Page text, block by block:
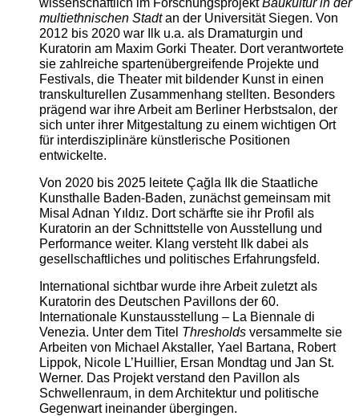
multiethnischen Stadtan der Universität Siegen. Von
2012 bis 2020 war Ilk u.a. als Dramaturgin und
Kuratorin am Maxim Gorki Theater. Dort verantwortete
sie zahlreiche spartenübergreifende Projekte und
Festivals, die Theater mit bildender Kunst in einen
transkulturellen Zusammenhang stellten. Besonders
prägend war ihre Arbeit am Berliner Herbstsalon, der
sich unter ihrer Mitgestaltung zu einem wichtigen Ort
für interdisziplinäre künstlerische Positionen
entwickelte.
Von 2020 bis 2025 leitete Çağla Ilk die Staatliche
Kunsthalle Baden-Baden, zunächst gemeinsam mit
Misal Adnan Yıldız. Dort schärfte sie ihr Profil als
Kuratorin an der Schnittstelle von Ausstellung und
Performance weiter. Klang versteht Ilk dabei als
gesellschaftliches und politisches Erfahrungsfeld.
International sichtbar wurde ihre Arbeit zuletzt als
Kuratorin des Deutschen Pavillons der 60.
Internationale Kunstausstellung – La Biennale di
Venezia. Unter dem Titel Thresholdsversammelte sie
Arbeiten von Michael Akstaller, Yael Bartana, Robert
Lippok, Nicole L’Huillier, Ersan Mondtag und Jan St.
Werner. Das Projekt verstand den Pavillon als
Schwellenraum, in dem Architektur und politische
Gegenwart ineinander übergingen.